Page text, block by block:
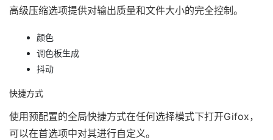
高级压缩选项提供对输出质量和文件大小的完全控制。
颜色
调色板生成
抖动
快捷方式
使用预配置的全局快捷方式在任何选择模式下打开Gifox，
可以在首选项中对其进行自定义。